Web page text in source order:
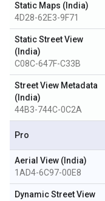
Static Maps (India)
4D28-62E3-9F71
Static Street View
(India)
C08C-647F-C33B
Street View Metadata
(India)
44B3-744C-0C2A
Pro
Aerial View (India)
1AD4-6C97-00E8
Dynamic Street View